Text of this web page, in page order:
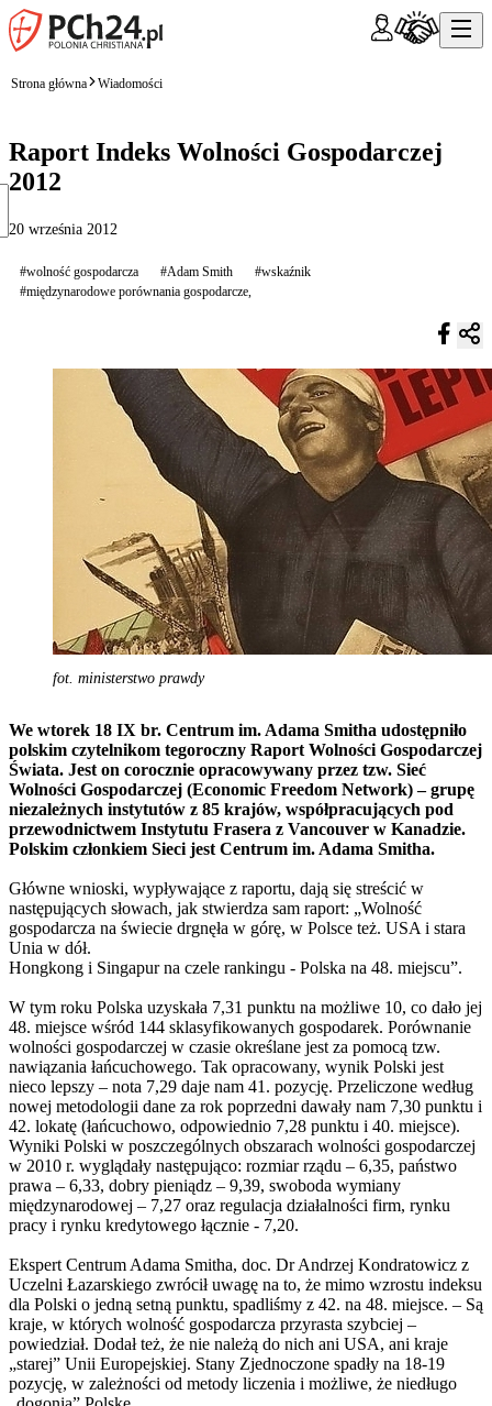
Strona główna Wiadomości
Raport Indeks Wolności Gospodarczej
2012
20 września 2012
#wolność gospodarcza #Adam Smith
#wskaźnik
#międzynarodowe porównania gospodarcze,
fot. ministerstwo prawdy
We wtorek 18 IX br. Centrum im. Adama Smitha udostępniło
polskim czytelnikom tegoroczny Raport Wolności Gospodarczej
Świata. Jest on corocznie opracowywany przez tzw. Sieć
Wolności Gospodarczej (Economic Freedom Network) – grupę
niezależnych instytutów z 85 krajów, współpracujących pod
przewodnictwem Instytutu Frasera z Vancouver w Kanadzie.
Polskim członkiem Sieci jest Centrum im. Adama Smitha.
Główne wnioski, wypływające z raportu, dają się streścić w
następujących słowach, jak stwierdza sam raport: „Wolność
gospodarcza na świecie drgnęła w górę, w Polsce też. USA i stara
Unia w dół.
Hongkong i Singapur na czele rankingu ‑ Polska na 48. miejscu”.
W tym roku Polska uzyskała 7,31 punktu na możliwe 10, co dało jej
48. miejsce wśród 144 sklasyfikowanych gospodarek. Porównanie
wolności gospodarczej w czasie określane jest za pomocą tzw.
nawiązania łańcuchowego. Tak opracowany, wynik Polski jest
nieco lepszy – nota 7,29 daje nam 41. pozycję. Przeliczone według
nowej metodologii dane za rok poprzedni dawały nam 7,30 punktu i
42. lokatę (łańcuchowo, odpowiednio 7,28 punktu i 40. miejsce).
Wyniki Polski w poszczególnych obszarach wolności gospodarczej
w 2010 r. wyglądały następująco: rozmiar rządu – 6,35, państwo
prawa – 6,33, dobry pieniądz – 9,39, swoboda wymiany
międzynarodowej – 7,27 oraz regulacja działalności firm, rynku
pracy i rynku kredytowego łącznie - 7,20.
Ekspert Centrum Adama Smitha, doc. Dr Andrzej Kondratowicz z
Uczelni Łazarskiego zwrócił uwagę na to, że mimo wzrostu indeksu
dla Polski o jedną setną punktu, spadliśmy z 42. na 48. miejsce. – Są
kraje, w których wolność gospodarcza przyrasta szybciej –
powiedział. Dodał też, że nie należą do nich ani USA, ani kraje
„starej” Unii Europejskiej. Stany Zjednoczone spadły na 18-19
pozycję, w zależności od metody liczenia i możliwe, że niedługo